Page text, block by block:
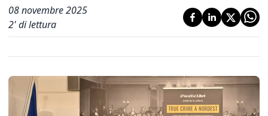
08 novembre 2025
2' di lettura